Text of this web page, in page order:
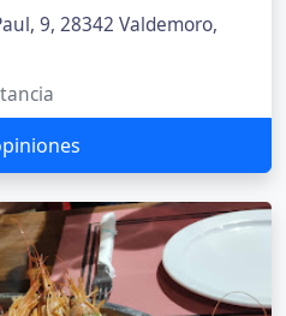
9, 28342 Valdemoro,